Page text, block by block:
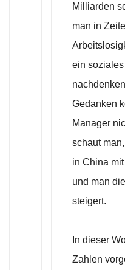
Milliarden
man in
ein
Gedanken
Manager
schaut
in China
und man
steigert.
In dieser
Zahlen